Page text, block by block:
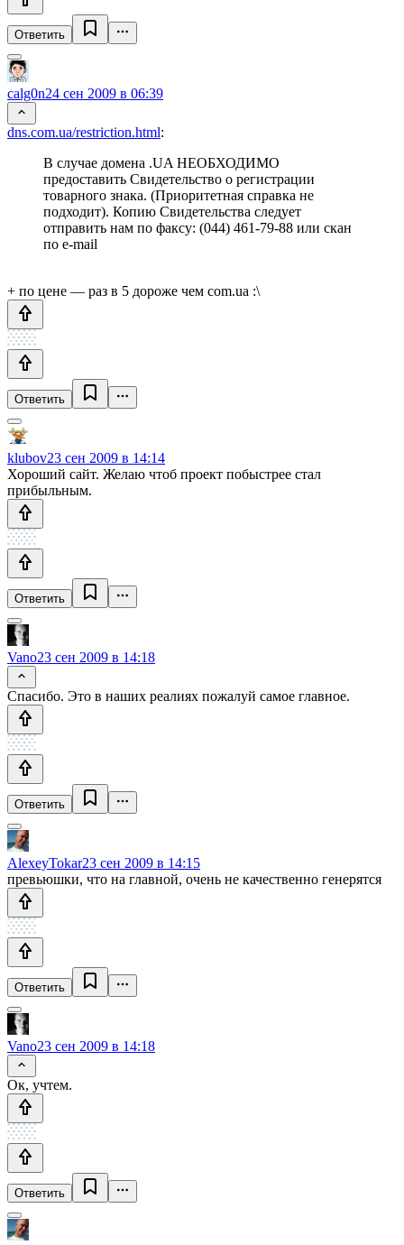
Ответить
calg0n24 сен 2009 в 06:39
dns.com.ua/restriction.html:
В случае домена .UA НЕОБХОДИМО
предоставить Свидетельство о регистрации
товарного знака. (Приоритетная справка не
подходит). Копию Свидетельства следует
отправить нам по факсу: (044) 461-79-88 или скан
по e-mail
+ по цене — раз в 5 дороже чем com.ua :\
Ответить
klubov23 сен 2009 в 14:14
Хороший сайт. Желаю чтоб проект побыстрее стал
прибыльным.
Ответить
Vano23 сен 2009 в 14:18
Спасибо. Это в наших реалиях пожалуй самое главное.
Ответить
AlexeyTokar23 сен 2009 в 14:15
превьюшки, что на главной, очень не качественно генерятся
Ответить
Vano23 сен 2009 в 14:18
Ок, учтем.
Ответить